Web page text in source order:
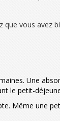
que vous avez
Une
le petit-
Même une